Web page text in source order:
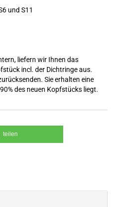
und S11
liefern wir Ihnen das
incl. der Dichtringe aus.
Sie erhalten eine
des neuen Kopfstücks liegt.
teilen